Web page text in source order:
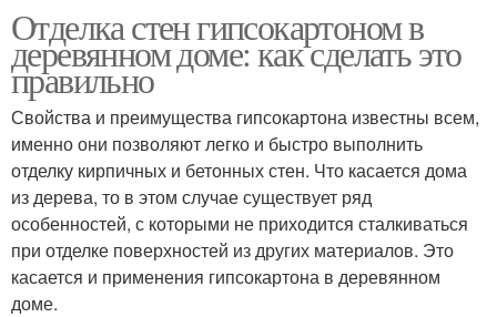
Отделка стен гипсокартоном в
деревянном доме: как сделать это
правильно
Свойства и преимущества гипсокартона известны всем,
именно они позволяют легко и быстро выполнить
отделку кирпичных и бетонных стен. Что касается дома
из дерева, то в этом случае существует ряд
особенностей, с которыми не приходится сталкиваться
при отделке поверхностей из других материалов. Это
касается и применения гипсокартона в деревянном
доме.